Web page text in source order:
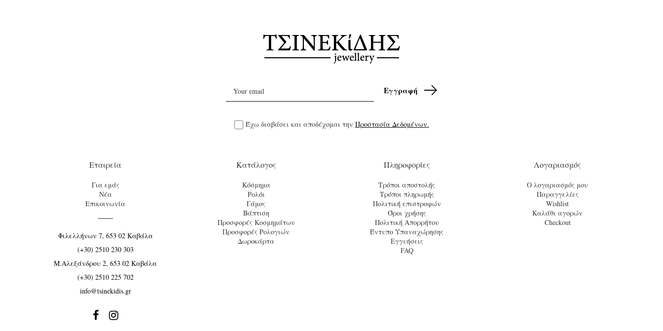
Έχω διαβάσει και αποδέχομαι την Προστασία Δεδομένων.
Εταιρεία
Για εμάς
Νέα
Επικοινωνία
Φιλελλήνων 7, 653 02 Καβάλα
(+30) 2510 230 303
Μ.Αλεξάνδρου 2, 653 02 Καβάλα
(+30) 2510 225 702
info@tsinekidis.gr
 
Κατάλογος
Κόσμημα
Ρολόι
Γάμος
Βάπτιση
Προσφορές Κοσμημάτων
Προσφορές Ρολογιών
Δωροκάρτα
Πληροφορίες
Τρόποι αποστολής
Τρόποι πληρωμής
Πολιτική επιστροφών
Όροι χρήσης
Πολιτική Απορρήτου
Έντυπο Υπαναχώρησης
Εγγυήσεις
FAQ
Λογαριασμός
Ο λογαριασμός μου
Παραγγελίες
Wishlist
Καλάθι αγορών
Checkout